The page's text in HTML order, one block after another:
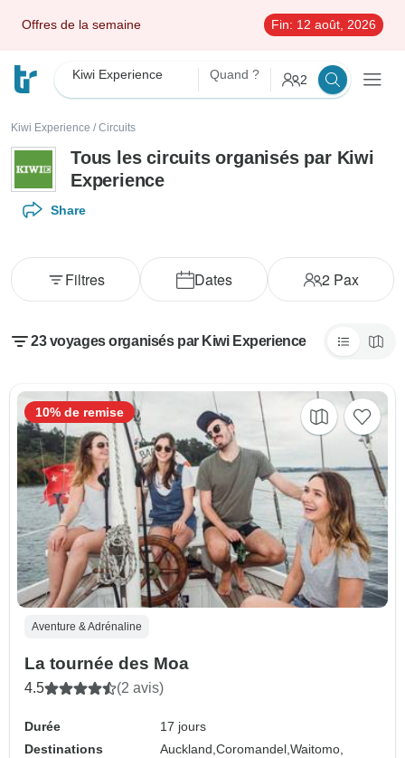
Offres de la semaine Fin: 12 août, 2026
Kiwi Experience Quand ? 2
Kiwi Experience / Circuits
Tous les circuits organisés par Kiwi
Experience
Share
Dates 2Pax
Filtres
23 voyages organisés par Kiwi Experience
Aventure & Adrénaline
La tournée des Moa
4.5 (2 avis)
Durée
17 jours
Destinations
Auckland,Coromandel,Waitomo,
10% de remise